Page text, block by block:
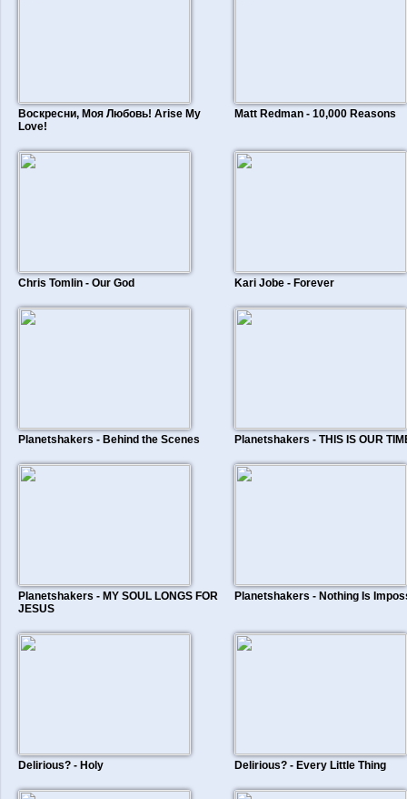
Воскресни, Моя Любовь! Arise My
Love!
Matt Redman - 10,000 Reasons
Chris Tomlin - Our God Kari Jobe - Forever
Planetshakers - Behind the Scenes Planetshakers - THIS IS OUR
Planetshakers - MY SOUL LONGS FOR
JESUS
Planetshakers - Nothing Is
Delirious? - Holy Delirious? - Every Little Thing